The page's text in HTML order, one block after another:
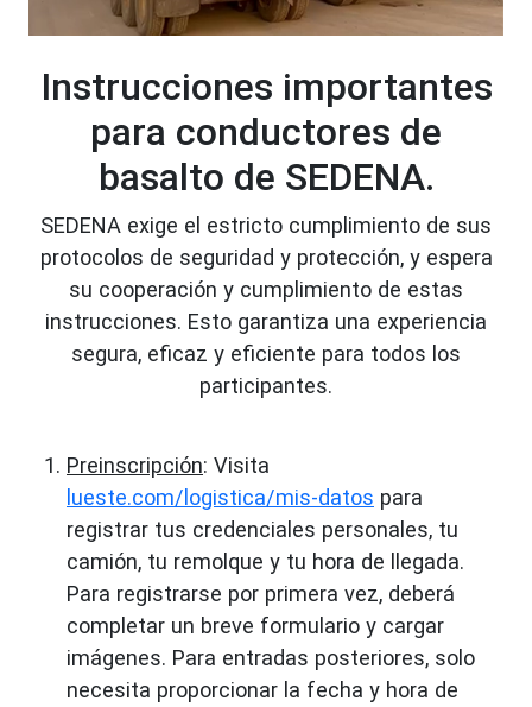
Instrucciones importantes
para conductores de
basalto de SEDENA.
SEDENA exige el estricto cumplimiento de sus
protocolos de seguridad y protección, y espera
su cooperación y cumplimiento de estas
instrucciones. Esto garantiza una experiencia
segura, eficaz y eficiente para todos los
participantes.
Preinscripción: Visita
lueste.com/logistica/mis-datos para
registrar tus credenciales personales, tu
camión, tu remolque y tu hora de llegada.
Para registrarse por primera vez, deberá
completar un breve formulario y cargar
imágenes. Para entradas posteriores, solo
necesita proporcionar la fecha y hora de